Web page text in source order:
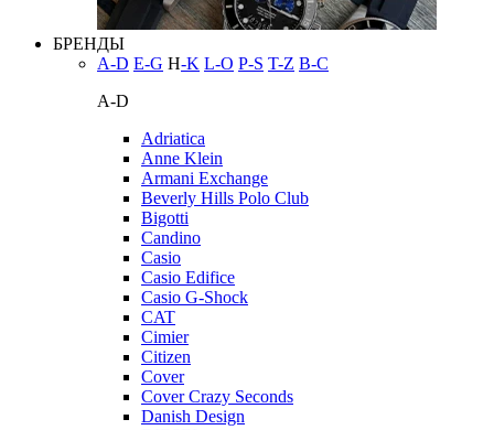
БРЕНДЫ
A-D E-G H-K L-O P-S T-Z В-С
A-D
Adriatica
Anne Klein
Armani Exchange
Beverly Hills Polo Club
Bigotti
Candino
Casio
Casio Edifice
Casio G-Shock
CAT
Cimier
Citizen
Cover
Cover Crazy Seconds
Danish Design